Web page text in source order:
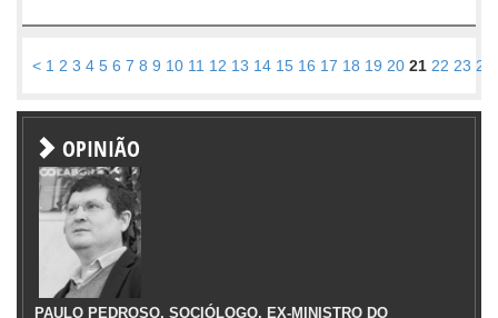
< 1 2 3 4 5 6 7 8 9 10 11 12 13 14 15 16 17 18 19 20 21 22 23 24
OPINIÃO
PAULO PEDROSO, SOCIÓLOGO, EX-MINISTRO DO